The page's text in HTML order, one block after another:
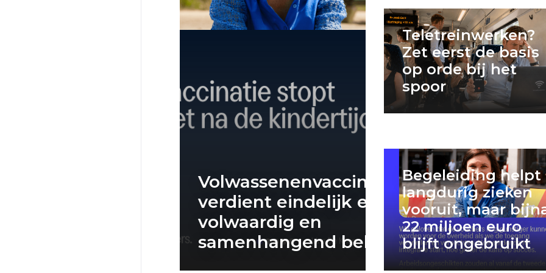
Volwassenenvaccinatie
verdient eindelijk een
volwaardig en
samenhangend beleid
Teletreinwerken?
Zet eerst de basis
op orde bij het
spoor
Begeleiding helpt
langdurig zieken
vooruit, maar
22 miljoen euro
blijft ongebruikt